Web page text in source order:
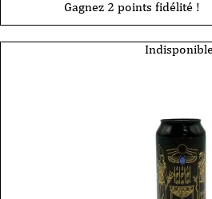
Gagnez 2 points fidélité !